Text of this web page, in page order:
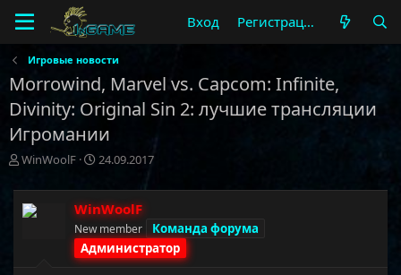
Вход Регистрация
Игровые новости
Morrowind, Marvel vs. Capcom: Infinite,
Divinity: Original Sin 2: лучшие трансляции
Игромании
А
т
о
р
WinWoolF
Д
т
а
н
а
ч
24.09.2017
WinWoolF
New member
Команда форума
Администратор